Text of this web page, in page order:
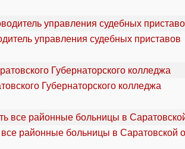
управления судебных приставов
Губернаторского колледжа
районные больницы в Саратовской